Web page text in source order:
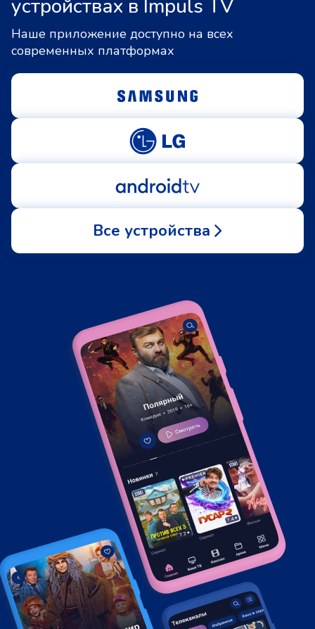
устройствах в Impuls TV
Наше приложение доступно на всех
современных платформах
Все устройства